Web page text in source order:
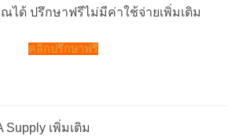
ได้ ปรึกษาฟรีไม่มีค่าใช้จ่ายเพิ่มเติม
คลิกปรึกษาฟรี
เพิ่มเติม